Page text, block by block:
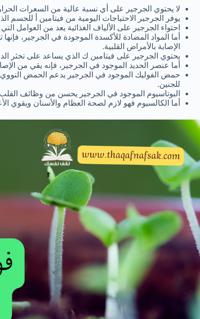
لا يحتوي الجرجير على أي نسبة عالية من السعرات
يوفر الجرجير الاحتياجات اليومية من فيتامين أ
احتواء الجرجير على الألياف الغذائية يعد من العوامل
أما المواد المضادة للأكسدة الموجودة في الجرجير،
الإصابة بالأمراض القلبية.
يحتوي الجرجير على فيتامين ك الذي يساعد على تخثر
أما عنصر الحديد الموجود في الجرجير، فإنه يقي من
حمض الفوليك الموجود في الجرجير يدعم الحمض النووي
للجنين.
البوتاسيوم الموجود في الجرجير يحسن من وظائف
أما الكالسيوم فهو لازم لصحة العظام والأسنان ويقوي